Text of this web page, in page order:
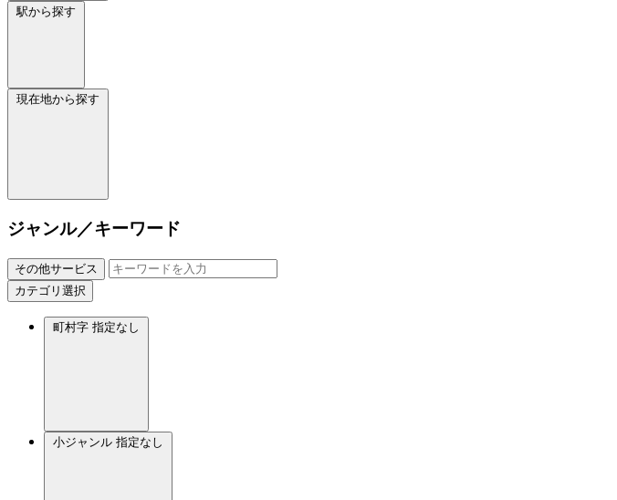
駅から探す
現在地から探す
ジャンル／キーワード
その他サービス
カテゴリ選択
町村字 指定なし
小ジャンル 指定なし